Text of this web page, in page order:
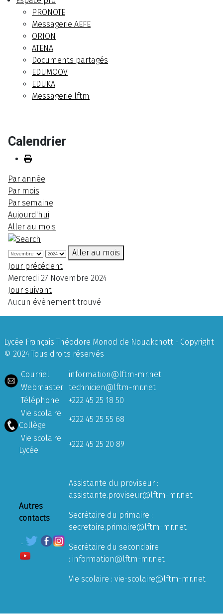
PRONOTE
Messagerie AEFE
ORION
ATENA
Documents partagés
EDUMOOV
EDUKA
Messagerie lftm
Calendrier
Par année
Par mois
Par semaine
Aujourd'hui
Aller au mois
Aller au mois
Jour précédent
Mercredi 27 Novembre 2024
Jour suivant
Aucun évènement trouvé
Lycée Français Théodore Monod de Nouakchott - Copyright
© 2024 Tous droits réservés
Courriel
information@lftm-mr.net
Webmaster technicien@lftm-mr.net
Téléphone
+222 45 25 18 50
Vie scolaire
Collège
+222 45 25 55 68
Vie scolaire
Lycée
+222 45 25 20 89
Autres
contacts
Assistante du proviseur :
assistante.proviseur@lftm-mr.net
Secrétaire du primaire :
secretaire.primaire@lftm-mr.net
Secrétaire du secondaire
: information@lftm-mr.net
Vie scolaire : vie-scolaire@lftm-mr.net